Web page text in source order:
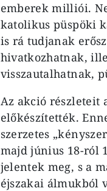
emberek milliói.
katolikus püspöki
is rá tudjanak
hivatkozhatnak,
visszautalhatnak,
Az akció részleteit
előkészítették.
szerzetes
majd június 18-ról
jelentek meg, s a
éjszakai álmukból